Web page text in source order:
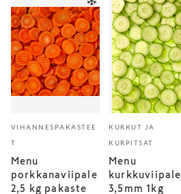
VIHANNESPAKASTEE
T
Menu
porkkanaviipale
2,5 kg pakaste
KURKUT JA
KURPITSAT
Menu
kurkkuviipale
3,5mm 1kg